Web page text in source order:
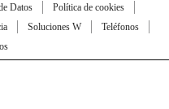
Datos
Política de cookies
Soluciones W
Teléfonos